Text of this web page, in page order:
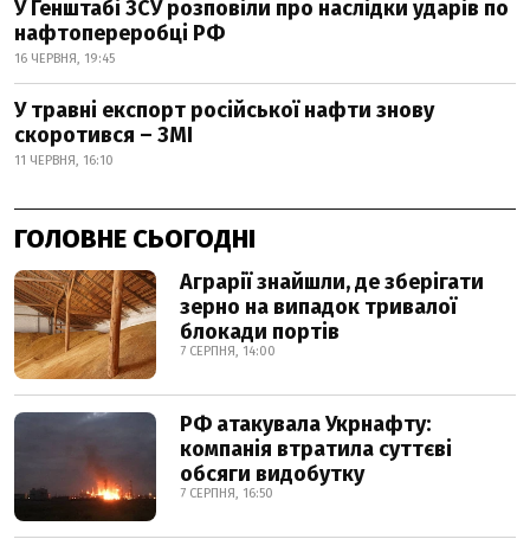
У Генштабі ЗСУ розповіли про наслідки ударів по
нафтопереробці РФ
16 ЧЕРВНЯ, 19:45
У травні експорт російської нафти знову
скоротився – ЗМІ
11 ЧЕРВНЯ, 16:10
ГОЛОВНЕ СЬОГОДНІ
Аграрії знайшли, де зберігати
зерно на випадок тривалої
блокади портів
7 СЕРПНЯ, 14:00
РФ атакувала Укрнафту:
компанія втратила суттєві
обсяги видобутку
7 СЕРПНЯ, 16:50